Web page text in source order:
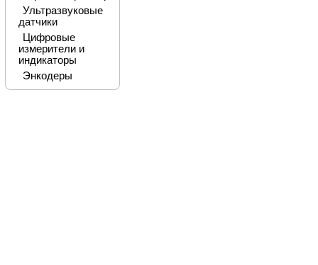
Ультразвуковые
датчики
Цифровые
измерители и
индикаторы
Энкодеры